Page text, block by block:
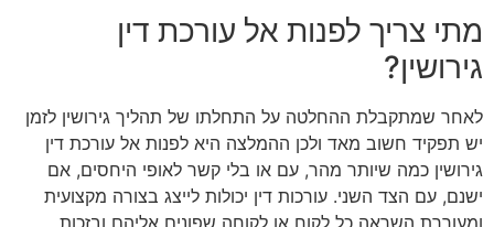
מתי צריך לפנות אל עורכת דין
גירושין?
לאחר שמתקבלת ההחלטה על התחלתו של תהליך גירושין לזמן
יש תפקיד חשוב מאד ולכן ההמלצה היא לפנות אל עורכת דין
גירושין כמה שיותר מהר, עם או בלי קשר לאופי היחסים, אם
ישנם, עם הצד השני. עורכות דין יכולות לייצג בצורה מקצועית
ומעוררת השראה כל לקוח או לקוחה שפונים אליהם ובזכות